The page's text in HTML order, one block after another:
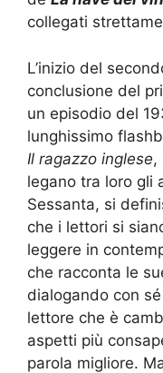
collegati
L’inizio del
conclusione del
un episodio del
lunghissimo
Il ragazzo inglese,
legano tra loro gli
Sessanta, si
che i lettori si
leggere in
che racconta le
dialogando con
lettore che è
aspetti più
parola migliore.